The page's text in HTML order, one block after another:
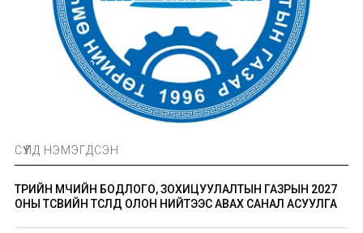
СҮҮЛД НЭМЭГДСЭН
ТӨРИЙН ӨМЧИЙН БОДЛОГО, ЗОХИЦУУЛАЛТЫН ГАЗРЫН 2027
ОНЫ ТӨСВИЙН ТӨСӨЛД ОЛОН НИЙТЭЭС АВАХ САНАЛ АСУУЛГА